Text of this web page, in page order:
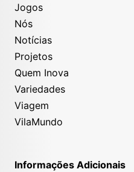
Jogos
Nós
Notícias
Projetos
Quem Inova
Variedades
Viagem
VilaMundo
Informações Adicionais